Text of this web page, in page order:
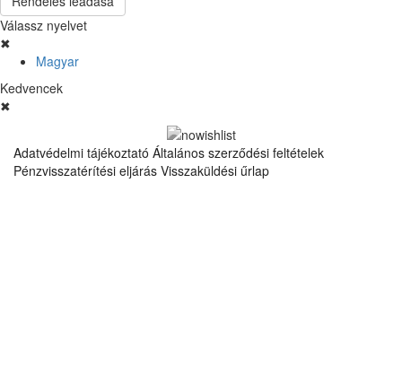
Válassz nyelvet
✖
Magyar
Kedvencek
✖
Adatvédelmi tájékoztató Általános szerződési feltételek
Pénzvisszatérítési eljárás Visszaküldési űrlap